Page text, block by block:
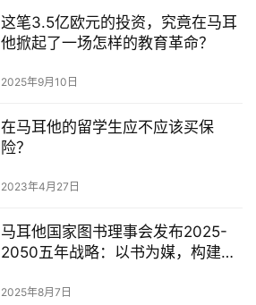
这笔3.5亿欧元的投资，究竟在马耳
他掀起了一场怎样的教育革命？
2025年9月10日
在马耳他的留学生应不应该买保
险？
2023年4月27日
马耳他国家图书理事会发布2025-
2050五年战略：以书为媒，构建可
2025年8月7日